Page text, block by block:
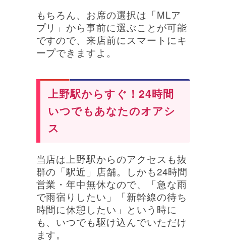
もちろん、お席の選択は「MLア
プリ」から事前に選ぶことが可能
ですので、来店前にスマートにキ
ープできますよ。
上野駅からすぐ！24時間
いつでもあなたのオアシ
ス
当店は上野駅からのアクセスも抜
群の「駅近」店舗。しかも24時間
営業・年中無休なので、「急な雨
で雨宿りしたい」「新幹線の待ち
時間に休憩したい」という時に
も、いつでも駆け込んでいただけ
ます。